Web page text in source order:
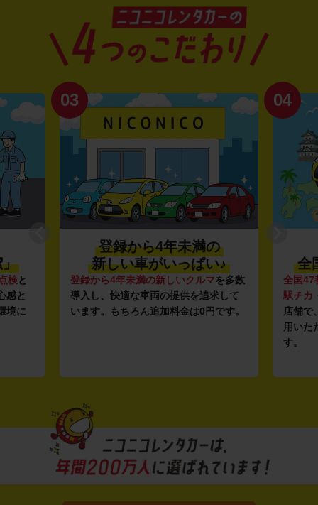
」
検と
感と
境に
03
登録から4年未満の
新しい車がいっぱい♪
登録から4年未満の新しいクルマを多数
導入し、快適な車両の提供を追求して
います。もちろん追加料金は0円です。
04
全
全国47
駅チカ
店舗で
用いた
す。